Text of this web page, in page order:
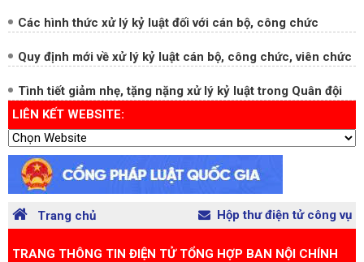
Các hình thức xử lý kỷ luật đối với cán bộ, công chức
Quy định mới về xử lý kỷ luật cán bộ, công chức, viên chức
Tình tiết giảm nhẹ, tặng nặng xử lý kỷ luật trong Quân đội
LIÊN KẾT WEBSITE:
Trang chủ Hộp thư điện tử công vụ
TRANG THÔNG TIN ĐIỆN TỬ TỔNG HỢP BAN NỘI CHÍNH